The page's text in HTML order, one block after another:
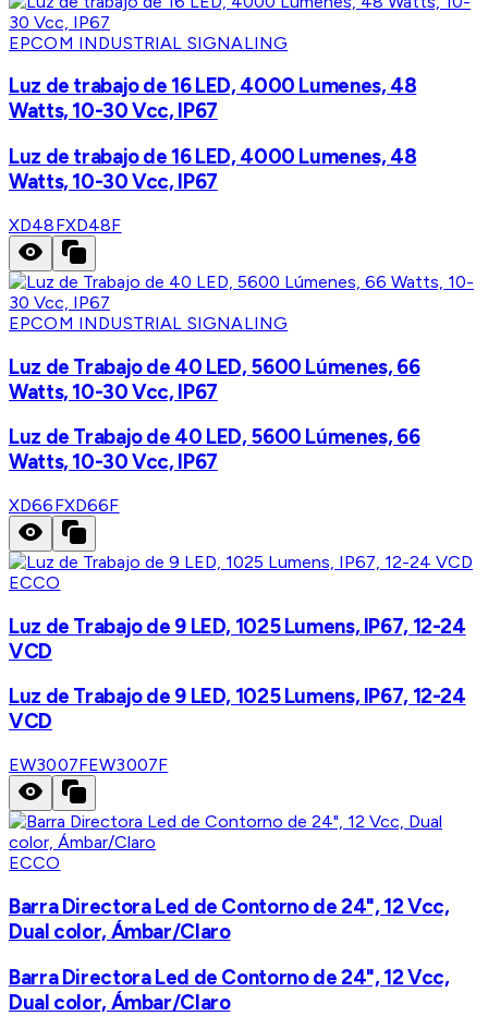
EPCOM INDUSTRIAL SIGNALING
Luz de trabajo de 16 LED, 4000 Lumenes, 48
Watts, 10-30 Vcc, IP67
Luz de trabajo de 16 LED, 4000 Lumenes, 48
Watts, 10-30 Vcc, IP67
XD48FXD48F
EPCOM INDUSTRIAL SIGNALING
Luz de Trabajo de 40 LED, 5600 Lúmenes, 66
Watts, 10-30 Vcc, IP67
Luz de Trabajo de 40 LED, 5600 Lúmenes, 66
Watts, 10-30 Vcc, IP67
XD66FXD66F
ECCO
Luz de Trabajo de 9 LED, 1025 Lumens, IP67, 12-24
VCD
Luz de Trabajo de 9 LED, 1025 Lumens, IP67, 12-24
VCD
EW3007FEW3007F
ECCO
Barra Directora Led de Contorno de 24", 12 Vcc,
Dual color, Ámbar/Claro
Barra Directora Led de Contorno de 24", 12 Vcc,
Dual color, Ámbar/Claro